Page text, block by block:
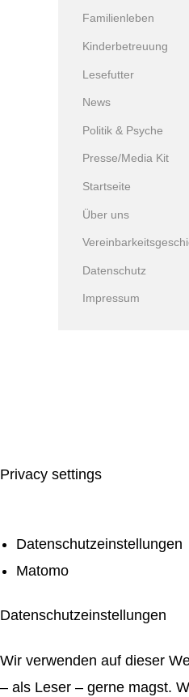
Familienleben
Kinderbetreuung
Lesefutter
News
Politik & Psyche
Presse/Media Kit
Startseite
Über uns
Datenschutz
Impressum
Privacy settings
Datenschutzeinstellungen
Matomo
Datenschutzeinstellungen
Wir verwenden auf dieser
– als Leser – gerne magst.